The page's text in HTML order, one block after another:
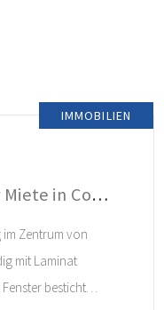
IMMOBILIEN
Jetzt neu: Wohnung zur Miete in Coesfeld
im Zentrum von
mit Laminat
besticht